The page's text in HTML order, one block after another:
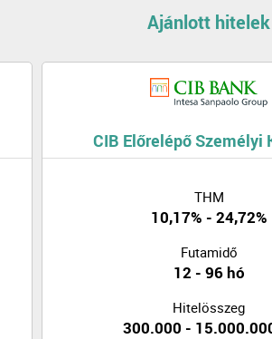
Ajánlott hitelek
CIB Előrelépő Személyi
THM
10,17% - 24,72%
Futamidő
12 - 96 hó
Hitelösszeg
300.000 -